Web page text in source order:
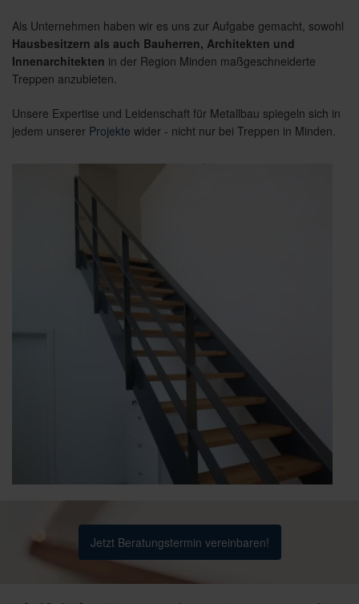
Als Unternehmen haben wir es uns zur Aufgabe gemacht, sowohl
Hausbesitzern als auch Bauherren, Architekten und
Innenarchitekten in der Region Minden maßgeschneiderte
Treppen anzubieten.
Unsere Expertise und Leidenschaft für Metallbau spiegeln sich in
jedem unserer Projekte wider - nicht nur bei Treppen in Minden.
Jetzt Beratungstermin vereinbaren!